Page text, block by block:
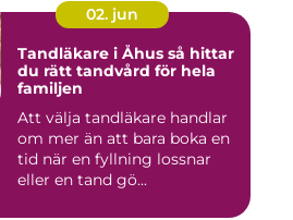
02. jun
Tandläkare i Åhus så hittar
du rätt tandvård för hela
familjen
Att välja tandläkare handlar
om mer än att bara boka en
tid när en fyllning lossnar
eller en tand gö...